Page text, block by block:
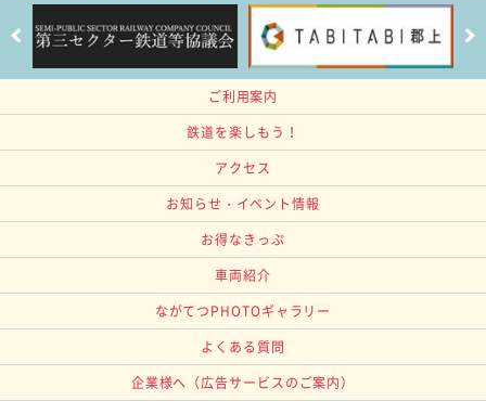
ご利用案内
鉄道を楽しもう！
アクセス
お知らせ・イベント情報
お得なきっぷ
車両紹介
ながてつPHOTOギャラリー
よくある質問
企業様へ （広告サービスのご案内）